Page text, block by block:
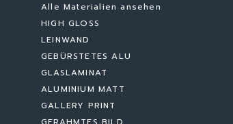
Alle Materialien ansehen
HIGH GLOSS
LEINWAND
GEBÜRSTETES ALU
GLASLAMINAT
ALUMINIUM MATT
GALLERY PRINT